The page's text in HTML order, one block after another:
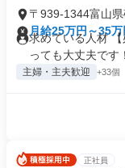
〒939-1344富山
月給25万円～35万
求めている人材
っても大丈夫です
主婦・主夫歓迎 +33個
正社員